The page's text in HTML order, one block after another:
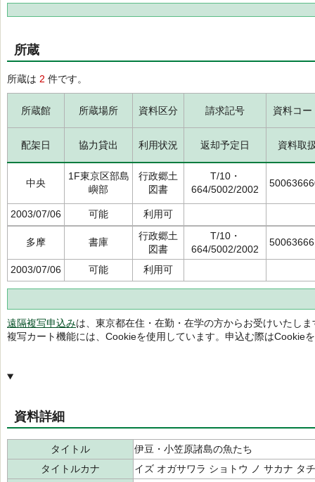
所蔵
所蔵は 2 件です。
所蔵館 所蔵場所 資料区分 請求記号 資料コー
配架日 協力貸出 利用状況 返却予定日 資料取
中央
1F東京区部島
嶼部
行政郷土
図書
T/10・
664/5002/2002
2003/07/06 可能 利用可
多摩 書庫
行政郷土
図書
T/10・
664/5002/2002
2003/07/06 可能 利用可
遠隔複写申込みは、東京都在住・在勤・在学の方からお受けいたしま
複写カート機能には、Cookieを使用しています。申込む際はCookie
資料詳細
タイトル
伊豆・小笠原諸島の魚たち
タイトルカナ
イズ オガサワラ ショトウ ノ サカナ タチ